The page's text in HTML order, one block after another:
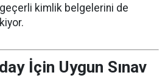
kimlik belgelerini de
İçin Uygun Sınav